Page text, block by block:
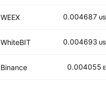
WEEX 0.004687
WhiteBIT 0.004693
Binance 0.004055